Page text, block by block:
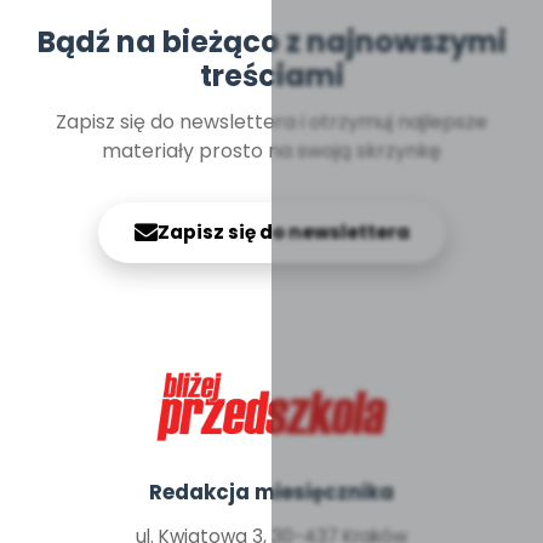
Bądź na bieżąco z najnowszymi
treściami
Zapisz się do newslettera i otrzymuj najlepsze
materiały prosto na swoją skrzynkę
Zapisz się do newslettera
Redakcja miesięcznika
ul. Kwiatowa 3, 30-437 Kraków